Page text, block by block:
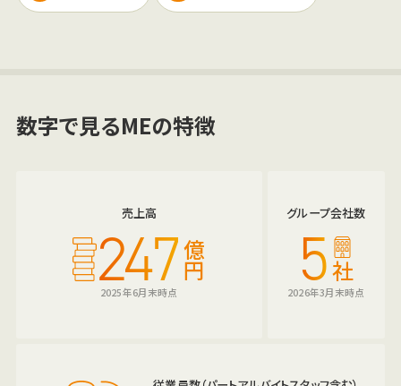
数字で見るMEの特徴
売上高
247億
円
2025年6月末時点
グループ会社数
5社
2026年3月末時点